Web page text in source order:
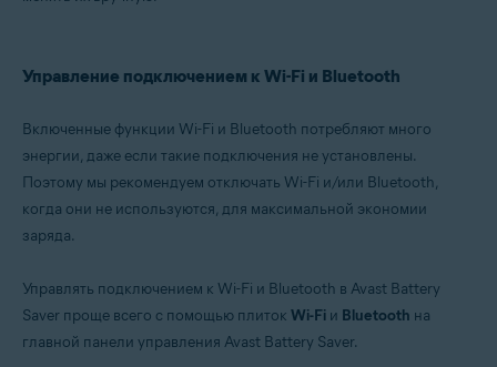
Управление подключением к Wi-Fi и Bluetooth
Включенные функции Wi-Fi и Bluetooth потребляют много
энергии, даже если такие подключения не установлены.
Поэтому мы рекомендуем отключать Wi-Fi и/или Bluetooth,
когда они не используются, для максимальной экономии
заряда.
Управлять подключением к Wi-Fi и Bluetooth в Avast Battery
Saver проще всего с помощью плиток Wi-Fi и Bluetooth на
главной панели управления Avast Battery Saver.